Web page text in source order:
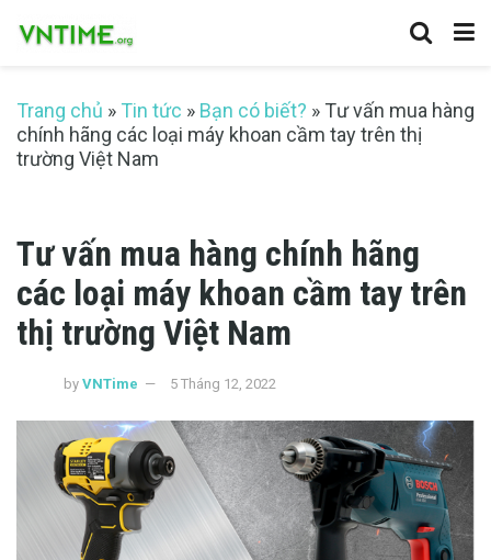
Trang chủ » Tin tức » Bạn có biết? » Tư vấn mua hàng
chính hãng các loại máy khoan cầm tay trên thị
trường Việt Nam
Tư vấn mua hàng chính hãng
các loại máy khoan cầm tay trên
thị trường Việt Nam
by VNTime 5 Tháng 12, 2022